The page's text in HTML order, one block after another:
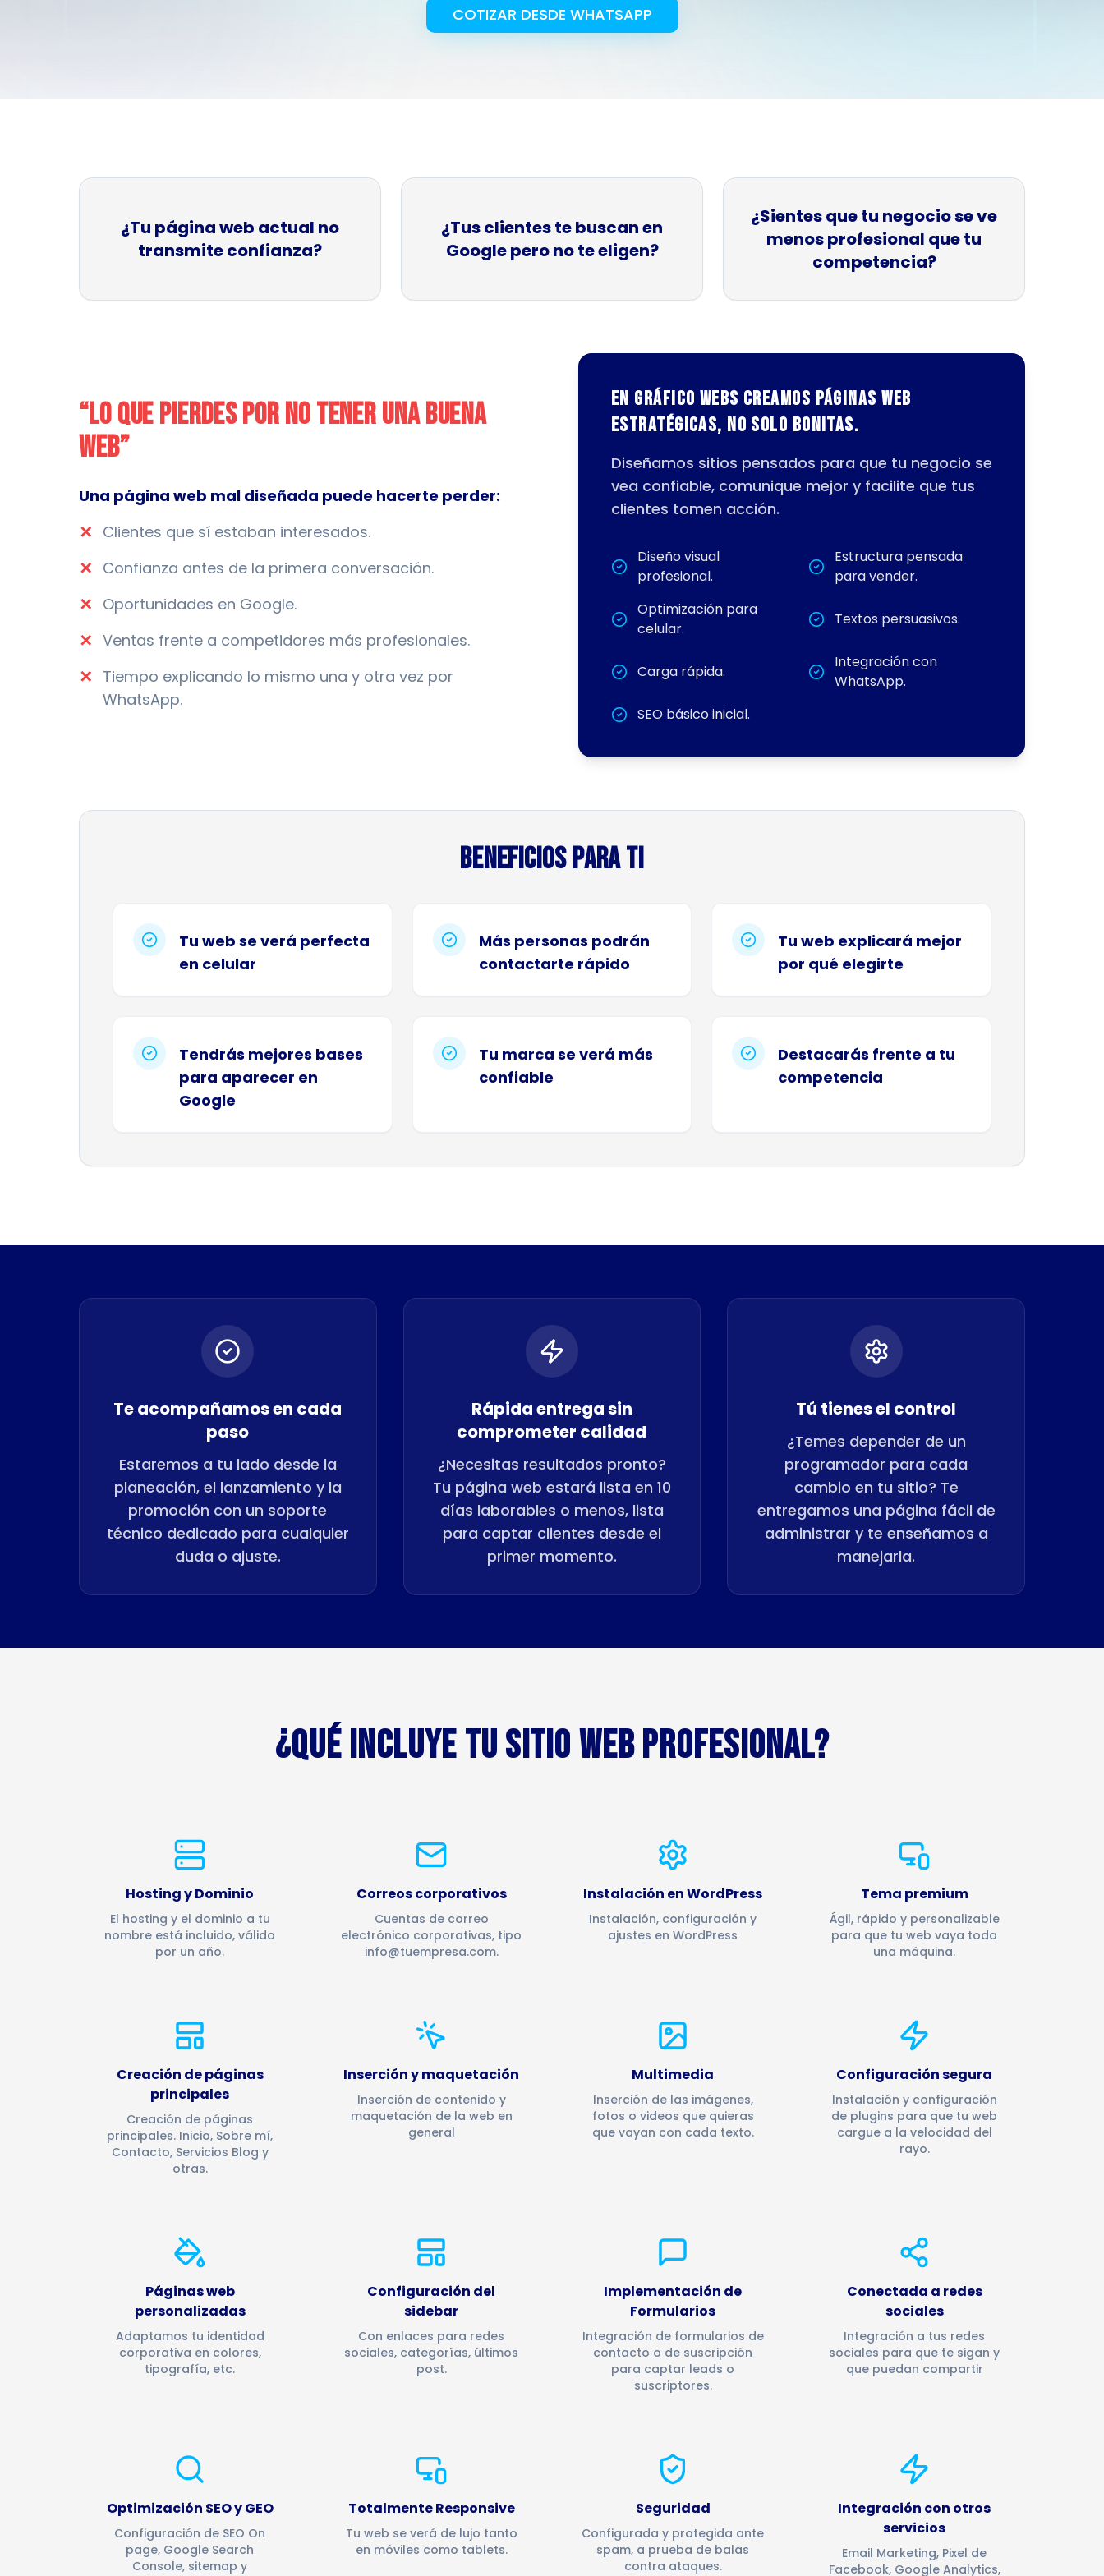
Marketing Médico
Estrategias para sector salud
Branding
Creación de marcas memorables
COTIZAR DESDE WHATSAPP
¿Tu página web actual no
transmite confianza?
¿Tus clientes te buscan en
Google pero no te eligen?
¿Sientes que tu negocio se ve
menos profesional que tu
competencia?
“Lo que pierdes por no tener una buena
web”
Una página web mal diseñada puede hacerte perder:
✕ Clientes que sí estaban interesados.
✕ Confianza antes de la primera conversación.
✕ Oportunidades en Google.
✕ Ventas frente a competidores más profesionales.
✕ Tiempo explicando lo mismo una y otra vez por
WhatsApp.
En Gráfico Webs creamos páginas web
estratégicas, no solo bonitas.
Diseñamos sitios pensados para que tu negocio se
vea confiable, comunique mejor y facilite que tus
clientes tomen acción.
Diseño visual
profesional.
Estructura pensada
para vender.
Optimización para
celular.
Textos persuasivos.
Carga rápida.
Integración con
WhatsApp.
SEO básico inicial.
Beneficios para ti
Tu web se verá perfecta
en celular
Más personas podrán
contactarte rápido
Tu web explicará mejor
por qué elegirte
Tendrás mejores bases
para aparecer en
Google
Tu marca se verá más
confiable
Destacarás frente a tu
competencia
Te acompañamos en cada
paso
Estaremos a tu lado desde la
planeación, el lanzamiento y la
promoción con un soporte
técnico dedicado para cualquier
duda o ajuste.
Rápida entrega sin
comprometer calidad
¿Necesitas resultados pronto?
Tu página web estará lista en 10
días laborables o menos, lista
para captar clientes desde el
primer momento.
Tú tienes el control
¿Temes depender de un
programador para cada
cambio en tu sitio? Te
entregamos una página fácil de
administrar y te enseñamos a
manejarla.
¿QUÉ INCLUYE TU SITIO WEB PROFESIONAL?
Hosting y Dominio
El hosting y el dominio a tu
nombre está incluido, válido
por un año.
Correos corporativos
Cuentas de correo
electrónico corporativas, tipo
info@tuempresa.com.
Instalación en WordPress
Instalación, configuración y
ajustes en WordPress
Tema premium
Ágil, rápido y personalizable
para que tu web vaya toda
una máquina.
Creación de páginas
principales
Creación de páginas
principales. Inicio, Sobre mí,
Contacto, Servicios Blog y
otras.
Inserción y maquetación
Inserción de contenido y
maquetación de la web en
general
Multimedia
Inserción de las imágenes,
fotos o videos que quieras
que vayan con cada texto.
Configuración segura
Instalación y configuración
de plugins para que tu web
cargue a la velocidad del
rayo.
Páginas web
personalizadas
Adaptamos tu identidad
corporativa en colores,
tipografía, etc.
Configuración del
sidebar
Con enlaces para redes
sociales, categorías, últimos
post.
Implementación de
Formularios
Integración de formularios de
contacto o de suscripción
para captar leads o
suscriptores.
Conectada a redes
sociales
Integración a tus redes
sociales para que te sigan y
que puedan compartir
Optimización SEO y GEO
Configuración de SEO On
page, Google Search
Console, sitemap y
Totalmente Responsive
Tu web se verá de lujo tanto
en móviles como tablets.
Seguridad
Configurada y protegida ante
spam, a prueba de balas
contra ataques.
Integración con otros
servicios
Email Marketing, Pixel de
Facebook, Google Analytics,